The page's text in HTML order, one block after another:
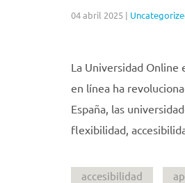
04 abril 2025 |
La Universidad Online
en línea ha
España, las
flexibilidad,
accesibilidad